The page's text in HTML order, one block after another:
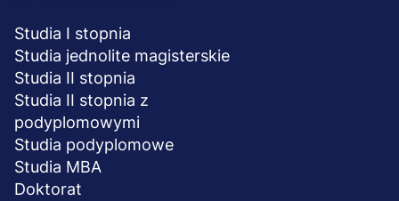
Studia I stopnia
Studia jednolite magisterskie
Studia II stopnia
Studia II stopnia z
podyplomowymi
Studia podyplomowe
Studia MBA
Doktorat